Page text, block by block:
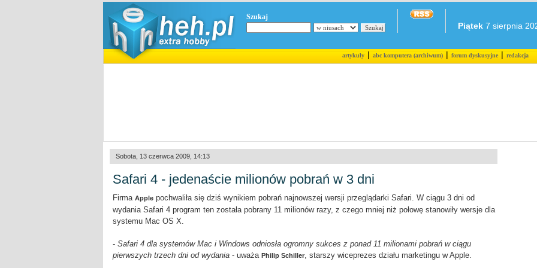
Szukaj
Piątek 7 sierpnia
artykuły|abc komputera (archiwum)|forum dyskusyjne|redakcja
Sobota, 13 czerwca 2009, 14:13
Safari 4 - jedenaście milionów pobrań w 3 dni
Firma Apple pochwaliła się dziś wynikiem pobrań najnowszej wersji przeglądarki Safari. W ciągu 3 dni od
wydania Safari 4 program ten została pobrany 11 milionów razy, z czego mniej niż połowę stanowiły wersje dla
systemu Mac OS X.
- Safari 4 dla systemów Mac i Windows odniosła ogromny sukces z ponad 11 milionami pobrań w ciągu
pierwszych trzech dni od wydania - uważa Philip Schiller, starszy wiceprezes działu marketingu w Apple.